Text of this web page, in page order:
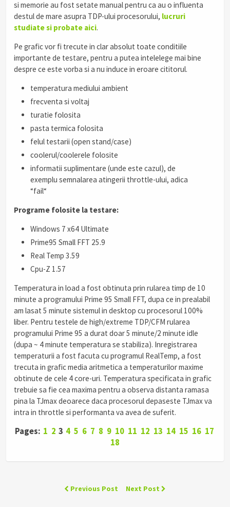
si memorie au fost setate manual pentru ca au o influenta
destul de mare asupra TDP-ului procesorului, lucruri
studiate si probate aici.
Pe grafic vor fi trecute in clar absolut toate conditiile
importante de testare, pentru a putea intelelege mai bine
despre ce este vorba si a nu induce in eroare cititorul.
temperatura mediului ambient
frecventa si voltaj
turatie folosita
pasta termica folosita
felul testarii (open stand/case)
coolerul/coolerele folosite
informatii suplimentare (unde este cazul), de
exemplu semnalarea atingerii throttle-ului, adica
“fail“
Programe folosite la testare:
Windows 7 x64 Ultimate
Prime95 Small FFT 25.9
Real Temp 3.59
Cpu-Z 1.57
Temperatura in load a fost obtinuta prin rularea timp de 10
minute a programului Prime 95 Small FFT, dupa ce in prealabil
am lasat 5 minute sistemul in desktop cu procesorul 100%
liber. Pentru testele de high/extreme TDP/CFM rularea
programului Prime 95 a durat doar 5 minute/2 minute idle
(dupa ~ 4 minute temperatura se stabiliza). Inregistrarea
temperaturii a fost facuta cu programul RealTemp, a fost
trecuta in grafic media aritmetica a temperaturilor maxime
obtinute de cele 4 core-uri. Temperatura specificata in grafic
trebuie sa fie cea maxima pentru a observa distanta ramasa
pina la TJmax deoarece daca procesorul depaseste TJmax va
intra in throttle si performanta va avea de suferit.
Pages: 1 2 3 4 5 6 7 8 9 10 11 12 13 14 15 16 17
18
Previous Post Next Post